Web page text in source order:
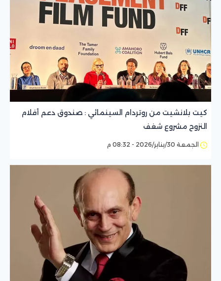
كيت بلانشيت من روتردام السينمائي : صندوق دعم أفلام
النزوح مشروع شغف
الجمعة 30/يناير/2026 - 08:32 م